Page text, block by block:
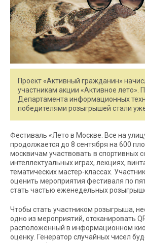
Проект «Активный гражданин»
участникам акции «Активное лето».
Департамента информационных
победителями розыгрышей стали
Фестиваль «Лето в Москве. Все на
продолжается до 8 сентября на 600
москвичам участвовать в спортивных
интеллектуальных играх, лекциях,
тематических мастер-классах.
оценить мероприятия фестиваля по
стать частью еженедельных
Чтобы стать участником розыгрыша,
одно из мероприятий, отсканировать
расположенный в информационном
оценку. Генератор случайных чисел